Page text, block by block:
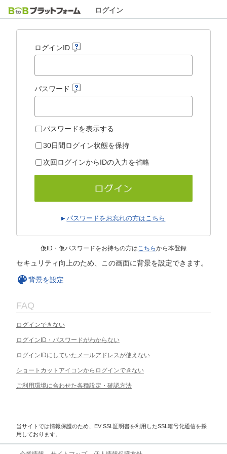
ログイン
ログインID
パスワード
パスワードを表示する
30日間ログイン状態を保持
次回ログインからIDの入力を省略
パスワードをお忘れの方はこちら
仮ID・仮パスワードをお持ちの方はこちらから本登録
セキュリティ向上のため、この画面に背景を設定できます。
背景を設定
FAQ
ログインできない
ログインID・パスワードがわからない
ログインIDにしていたメールアドレスが使えない
ショートカットアイコンからログインできない
ご利用環境に合わせた各種設定・確認方法
当サイトでは情報保護のため、EV SSL証明書を利用したSSL暗号化通信を採
用しております。